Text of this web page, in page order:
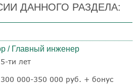
ДАННОГО РАЗДЕЛА:
/ Главный инженер
ти лет
000-350 000 руб. + бонус